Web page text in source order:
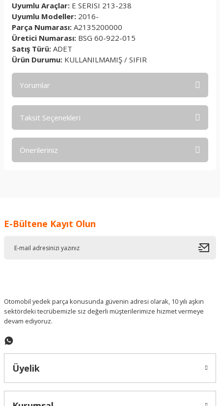
Uyumlu Araçlar: E SERISI 213-238
Uyumlu Modeller: 2016-
Parça Numarası: A2135200000
Üretici Numarası: BSG 60-922-015
Satış Türü: ADET
Ürün Durumu: KULLANILMAMIŞ / SIFIR
Yorumlar
Taksit Seçenekleri
Önerileriniz
Ürün resmi kalitesiz, bozuk veya görüntülenemiyor.
E-Bültene Kayıt Olun
Otomobil yedek parça konusunda güvenin adresi olarak, 10 yılı aşkın
sektördeki tecrübemizle siz değerli müşterilerimize hizmet vermeye
devam ediyoruz.
Üyelik